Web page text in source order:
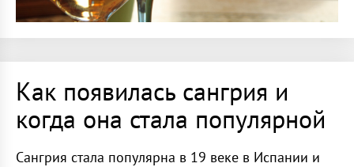
Как появилась сангрия и
когда она стала популярной
Сангрия стала популярна в 19 веке в Испании и